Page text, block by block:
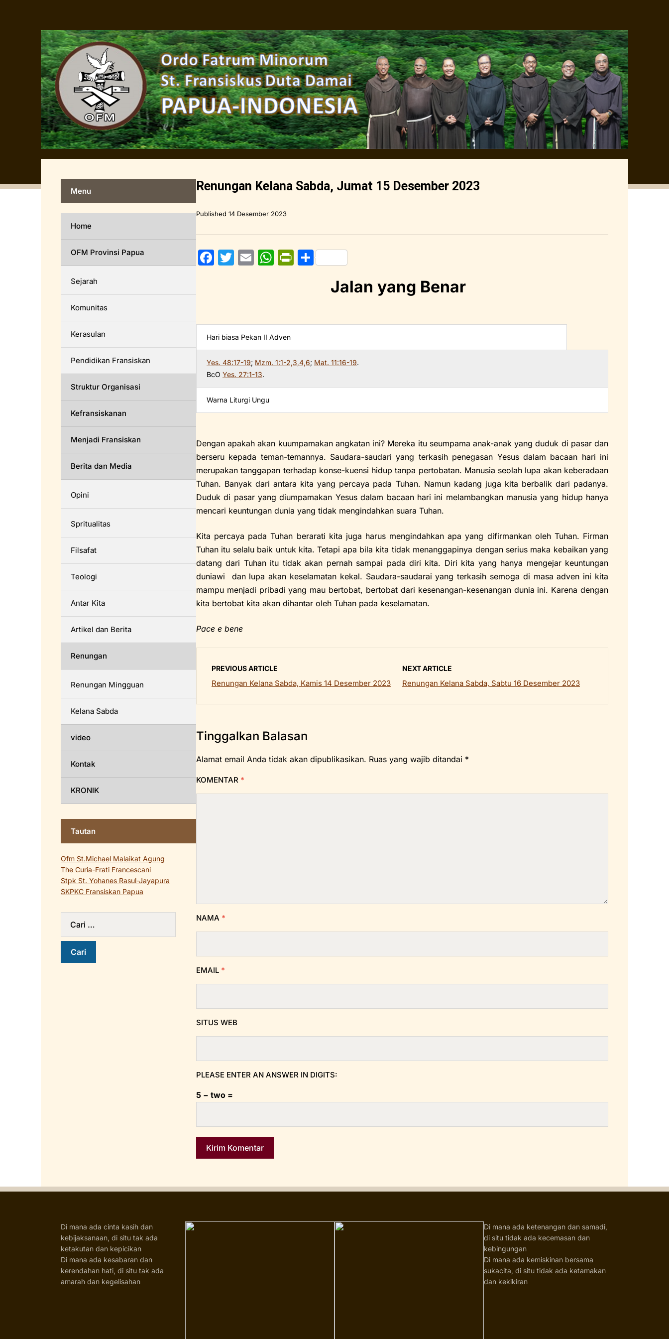
Renungan Kelana Sabda, Jumat 15 Desember 2023
Published 14 Desember 2023
F
b
o
o
k
T
E
W
A
p
p
Pr
e
dl
y
S
Jalan yang Benar
Hari biasa Pekan II Adven
Yes. 48:17-19; Mzm. 1:1-2,3,4,6; Mat. 11:16-19.
BcO Yes. 27:1-13.
Warna Liturgi Ungu
Dengan apakah akan kuumpamakan angkatan ini? Mereka itu seumpama anak-anak yang duduk di pasar dan
berseru kepada teman-temannya. Saudara-saudari yang terkasih penegasan Yesus dalam bacaan hari ini
merupakan tanggapan terhadap konse-kuensi hidup tanpa pertobatan. Manusia seolah lupa akan keberadaan
Tuhan. Banyak dari antara kita yang percaya pada Tuhan. Namun kadang juga kita berbalik dari padanya.
Duduk di pasar yang diumpamakan Yesus dalam bacaan hari ini melambangkan manusia yang hidup hanya
mencari keuntungan dunia yang tidak mengindahkan suara Tuhan.
Kita percaya pada Tuhan berarati kita juga harus mengindahkan apa yang difirmankan oleh Tuhan. Firman
Tuhan itu selalu baik untuk kita. Tetapi apa bila kita tidak menanggapinya dengan serius maka kebaikan yang
datang dari Tuhan itu tidak akan pernah sampai pada diri kita. Diri kita yang hanya mengejar keuntungan
duniawi dan lupa akan keselamatan kekal. Saudara-saudarai yang terkasih semoga di masa adven ini kita
mampu menjadi pribadi yang mau bertobat, bertobat dari kesenangan-kesenangan dunia ini. Karena dengan
kita bertobat kita akan dihantar oleh Tuhan pada keselamatan.
Pace e bene
PREVIOUS ARTICLE
Renungan Kelana Sabda, Kamis 14 Desember 2023
NEXT ARTICLE
Renungan Kelana Sabda, Sabtu 16 Desember 2023
Tinggalkan Balasan
Alamat email Anda tidak akan dipublikasikan. Ruas yang wajib ditandai *
KOMENTAR *
NAMA *
EMAIL *
SITUS WEB
PLEASE ENTER AN ANSWER IN DIGITS:
5 − two =
Menu
Home
OFM Provinsi Papua
Sejarah
Komunitas
Kerasulan
Pendidikan Fransiskan
Struktur Organisasi
Kefransiskanan
Menjadi Fransiskan
Berita dan Media
Opini
Spritualitas
Filsafat
Teologi
Antar Kita
Artikel dan Berita
Renungan
Renungan Mingguan
Kelana Sabda
video
Kontak
KRONIK
Tautan
Ofm St.Michael Malaikat Agung
The Curia-Frati Francescani
Stpk St. Yohanes Rasul-Jayapura
SKPKC Fransiskan Papua
Di mana ada cinta kasih dan
kebijaksanaan, di situ tak ada
ketakutan dan kepicikan
Di mana ada kesabaran dan
kerendahan hati, di situ tak ada
amarah dan kegelisahan
Di mana ada ketenangan dan samadi,
di situ tidak ada kecemasan dan
kebingungan
Di mana ada kemiskinan bersama
sukacita, di situ tidak ada ketamakan
dan kekikiran